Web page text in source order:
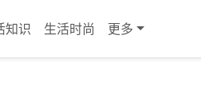
知识 生活时尚 更多